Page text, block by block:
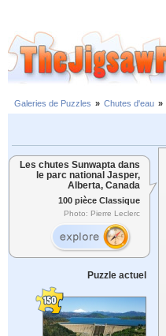
Galeries de Puzzles » Chutes d'eau »
Les chutes Sunwapta dans
le parc national Jasper,
Alberta, Canada
100 pièce Classique
Photo: Pierre Leclerc
Puzzle actuel